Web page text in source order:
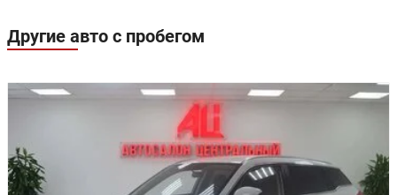
Другие авто с пробегом